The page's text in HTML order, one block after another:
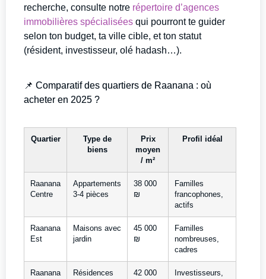
recherche, consulte notre répertoire d’agences
immobilières spécialisées qui pourront te guider
selon ton budget, ta ville cible, et ton statut
(résident, investisseur, olé hadash…).
📌 Comparatif des quartiers de Raanana : où
acheter en 2025 ?
Quartier
Type de
biens
Prix
moyen
/ m²
Profil idéal
Raanana
Centre
Appartements
3-4 pièces
38 000
₪
Familles
francophones,
actifs
Raanana
Est
Maisons avec
jardin
45 000
₪
Familles
nombreuses,
cadres
Raanana
Résidences
42 000
Investisseurs,